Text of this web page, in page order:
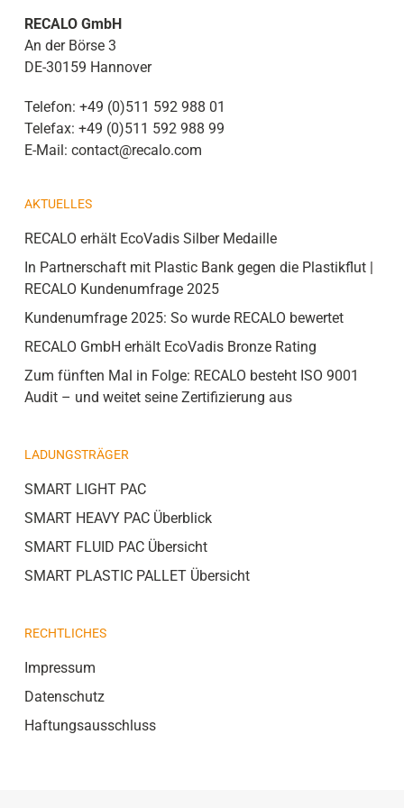
RECALO GmbH
An der Börse 3
DE-30159 Hannover
Telefon: +49 (0)511 592 988 01
Telefax: +49 (0)511 592 988 99
E-Mail: contact@recalo.com
AKTUELLES
RECALO erhält EcoVadis Silber Medaille
In Partnerschaft mit Plastic Bank gegen die Plastikflut |
RECALO Kundenumfrage 2025
Kundenumfrage 2025: So wurde RECALO bewertet
RECALO GmbH erhält EcoVadis Bronze Rating
Zum fünften Mal in Folge: RECALO besteht ISO 9001
Audit – und weitet seine Zertifizierung aus
LADUNGSTRÄGER
SMART LIGHT PAC
SMART HEAVY PAC Überblick
SMART FLUID PAC Übersicht
SMART PLASTIC PALLET Übersicht
RECHTLICHES
Impressum
Datenschutz
Haftungsausschluss